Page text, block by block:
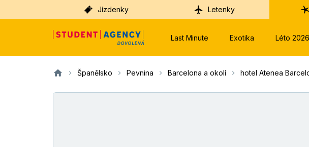
Jízdenky Letenky
Last Minute Exotika Léto 2026
Španělsko Pevnina Barcelona a okolí hotel Atenea